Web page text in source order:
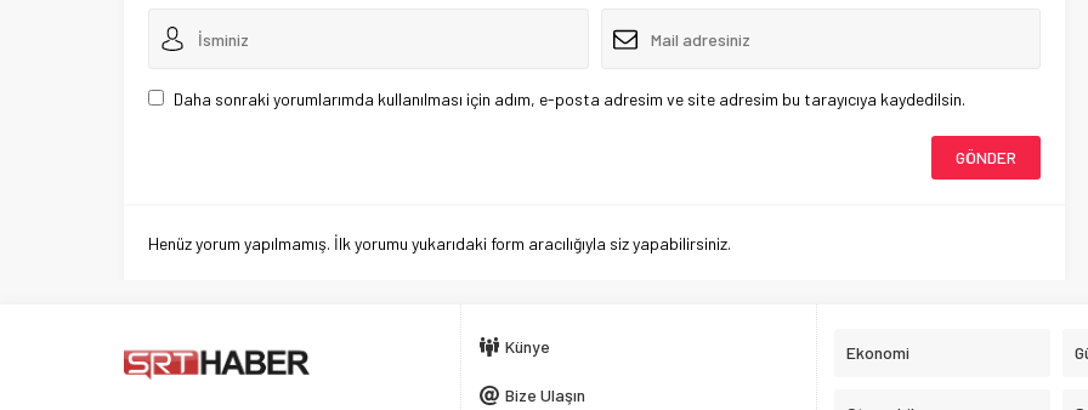
Daha sonraki yorumlarımda kullanılması için adım, e-posta adresim ve site adresim bu tarayıcıya kaydedilsin.
Henüz yorum yapılmamış. İlk yorumu yukarıdaki form aracılığıyla siz yapabilirsiniz.
Künye
Bize Ulaşın
Ekonomi